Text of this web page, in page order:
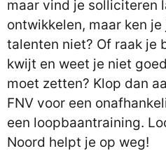
maar vind je solliciteren
ontwikkelen, maar ken
talenten niet? Of raak je
kwijt en weet je niet
moet zetten? Klop dan
FNV voor een
een loopbaantraining.
Noord helpt je op weg!